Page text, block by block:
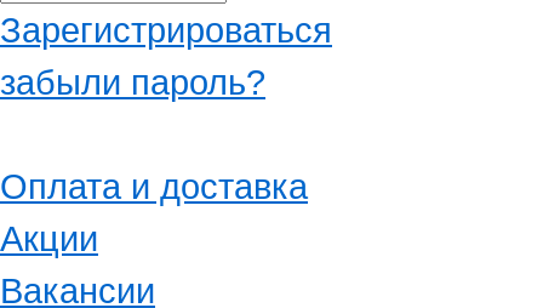
Зарегистрироваться
забыли пароль?
Оплата и доставка
Акции
Вакансии